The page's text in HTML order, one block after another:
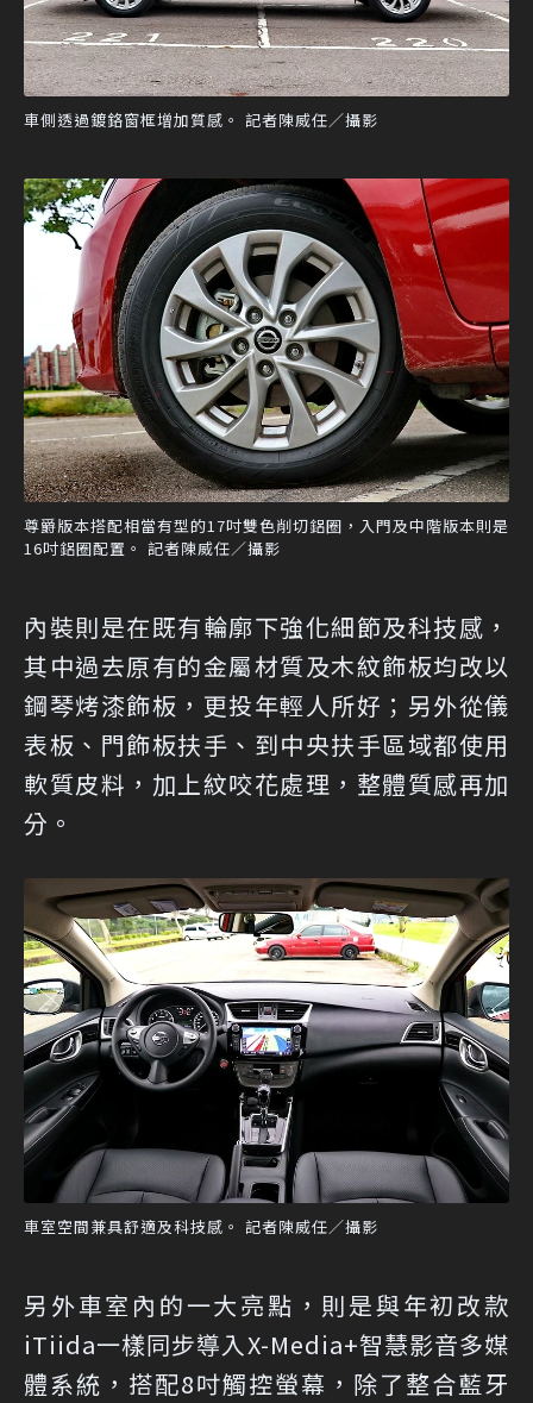
車側透過鍍鉻窗框增加質感。 記者陳威任／攝影
尊爵版本搭配相當有型的17吋雙色削切鋁圈，入門及中階版本則是
16吋鋁圈配置。 記者陳威任／攝影
內裝則是在既有輪廓下強化細節及科技感，
其中過去原有的金屬材質及木紋飾板均改以
鋼琴烤漆飾板，更投年輕人所好；另外從儀
表板、門飾板扶手、到中央扶手區域都使用
軟質皮料，加上紋咬花處理，整體質感再加
分。
車室空間兼具舒適及科技感。 記者陳威任／攝影
另外車室內的一大亮點，則是與年初改款
iTiida一樣同步導入X-Media+智慧影音多媒
體系統，搭配8吋觸控螢幕，除了整合藍牙